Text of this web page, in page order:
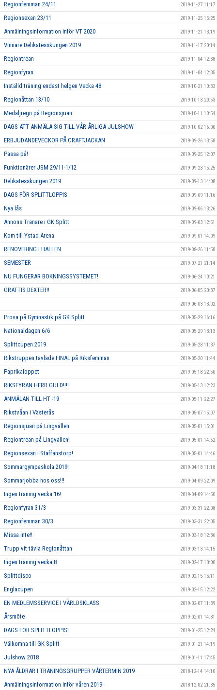
Regionfemman 24/11 2019-11-27 11:17
Regionsexan 23/11 2019-11-25 15:25
Anmälningsinformation inför VT 2020 2019-11-21 13:19
Vinnare Delikatesskungen 2019 2019-11-17 20:14
Regiontrean 2019-11-04 12:38
Regionfyran 2019-11-04 12:35
Inställd träning endast helgen Vecka 48 2019-10-21 10:33
Regionåttan 13/10 2019-10-13 20:53
Medaljregn på Regionsjuan 2019-10-11 10:54
DAGS ATT ANMÄLA SIG TILL VÅR ÅRLIGA JULSHOW 2019-10-02 16:00
ERBJUDANDEVECKOR PÅ CRAFTJACKAN 2019-09-26 13:58
Passa på! 2019-09-25 12:07
Funktionärer JSM 29/11-1/12 2019-09-23 15:25
Delikatesskungen 2019 2019-09-13 14:08
DAGS FÖR SPLITTLOPPIS 2019-09-09 11:16
Nya lås 2019-09-06 13:26
Annons Tränare i GK Splitt 2019-09-03 12:51
Kom till Ystad Arena 2019-09-01 14:09
RENOVERING I HALLEN 2019-08-26 11:58
SEMESTER 2019-07-21 21:14
NU FUNGERAR BOKNINGSSYSTEMET! 2019-06-24 10:21
GRATTIS DEXTER!! 2019-06-05 20:37
2019-06-03 13:02
Prova på Gymnastik på GK Splitt 2019-05-29 16:16
Nationaldagen 6/6 2019-05-29 13:13
Splittcupen 2019 2019-05-28 11:37
Rikstruppen tävlade FINAL på Riksfemman 2019-05-20 11:44
Paprikaloppet 2019-05-18 22:50
RIKSFYRAN HERR GULD!!!! 2019-05-13 12:23
ANMÄLAN TILL HT -19 2019-05-11 22:27
Rikstvåan i Västerås 2019-05-07 15:07
Regionsjuan på Lingvallen 2019-05-01 15:01
Regiontrean på Lingvallen! 2019-05-01 14:52
Regionsexan i Staffanstorp! 2019-05-01 14:46
Sommargympaskola 2019! 2019-04-18 11:18
Sommarjobba hos oss!!! 2019-04-09 22:09
Ingen träning vecka 16! 2019-04-09 14:50
Regionfyran 31/3 2019-03-31 22:08
Regionfemman 30/3 2019-03-31 22:05
Missa inte!! 2019-03-18 12:36
Trupp vit tävla Regionåttan 2019-03-13 14:15
Ingen träning vecka 8 2019-02-17 10:00
Splittdisco 2019-02-15 15:11
Englacupen 2019-02-15 12:22
EN MEDLEMSSERVICE I VÄRLDSKLASS 2019-02-07 11:39
Årsmöte 2019-02-01 14:31
DAGS FÖR SPLITTLOPPIS! 2019-01-25 12:24
Välkomna till GK Splitt 2019-01-21 14:19
Julshow 2018 2019-01-11 17:45
NYA ÅLDRAR I TRÄNINGSGRUPPER VÅRTERMIN 2019 2018-12-14 14:10
Anmälningsinformation inför våren 2019 2018-12-02 21:35